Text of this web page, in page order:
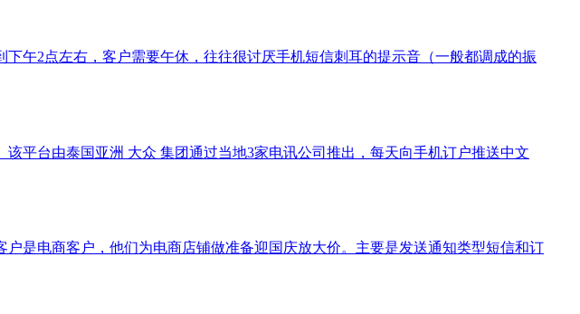
午2点左右，客户需要午休，往往很讨厌手机短信刺耳的提示音（一般都调成的振
平台由泰国亚洲 大众 集团通过当地3家电讯公司推出，每天向手机订户推送中文
是电商客户，他们为电商店铺做准备迎国庆放大价。主要是发送通知类型短信和订